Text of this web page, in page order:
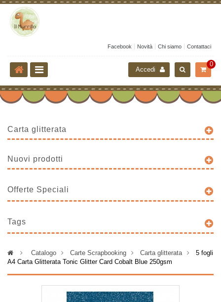
Facebook Novità Chi siamo Contattaci
0
Accedi
Carta glitterata
Nuovi prodotti
Offerte Speciali
Tags
> Catalogo > Carte Scrapbooking > Carta glitterata >
5 fogli
A4 Carta Glitterata Tonic Glitter Card Cobalt Blue 250gsm